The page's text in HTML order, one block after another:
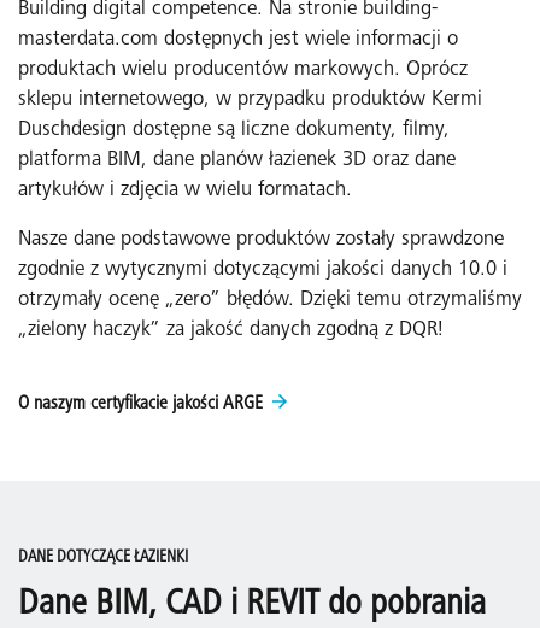
Building digital competence. Na stronie building-
masterdata.com dostępnych jest wiele informacji o
produktach wielu producentów markowych. Oprócz
sklepu internetowego, w przypadku produktów Kermi
Duschdesign dostępne są liczne dokumenty, filmy,
platforma BIM, dane planów łazienek 3D oraz dane
artykułów i zdjęcia w wielu formatach.
Nasze dane podstawowe produktów zostały sprawdzone
zgodnie z wytycznymi dotyczącymi jakości danych 10.0 i
otrzymały ocenę „zero” błędów. Dzięki temu otrzymaliśmy
„zielony haczyk” za jakość danych zgodną z DQR!
O naszym certyfikacie jakości ARGE
DANE DOTYCZĄCE ŁAZIENKI
Dane BIM, CAD i REVIT do pobrania